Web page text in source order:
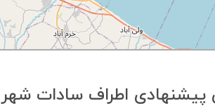
پیشنهادی اطراف سادات شهر